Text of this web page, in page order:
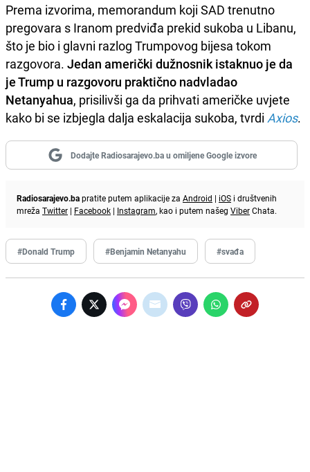
Prema izvorima, memorandum koji SAD trenutno
pregovara s Iranom predviđa prekid sukoba u Libanu,
što je bio i glavni razlog Trumpovog bijesa tokom
razgovora. Jedan američki dužnosnik istaknuo je da
je Trump u razgovoru praktično nadvladao
Netanyahua, prisilivši ga da prihvati američke uvjete
kako bi se izbjegla dalja eskalacija sukoba, tvrdi Axios.
Dodajte Radiosarajevo.ba u omiljene Google izvore
Radiosarajevo.bapratite putem aplikacije za Android | iOS i društvenih
mreža Twitter | Facebook | Instagram, kao i putem našeg ViberChata.
#Donald Trump #Benjamin Netanyahu #svađa